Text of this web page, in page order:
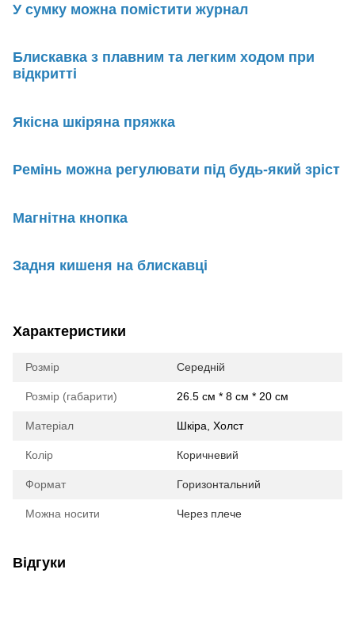
У сумку можна помістити журнал
Блискавка з плавним та легким ходом при
відкритті
Якісна шкіряна пряжка
Ремінь можна регулювати під будь-який зріст
Магнітна кнопка
Задня кишеня на блискавці
Характеристики
Розмір Середній
Розмір (габарити) 26.5 см * 8 см * 20 см
Матеріал Шкіра, Холст
Колір Коричневий
Формат Горизонтальний
Можна носити Через плече
Відгуки